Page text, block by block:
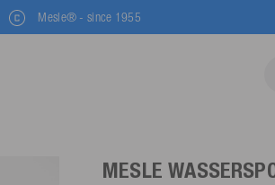
Mesle® - since 1955
MESLE